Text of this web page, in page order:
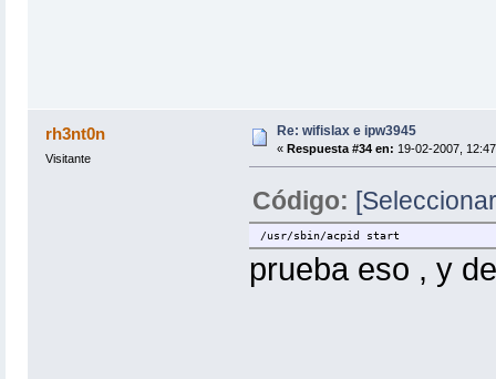
rh3nt0n
Visitante
Re: wifislax e ipw3945
« Respuesta #34 en: 19-02-2007,
Código:
/usr/sbin/acpid start
prueba eso , y